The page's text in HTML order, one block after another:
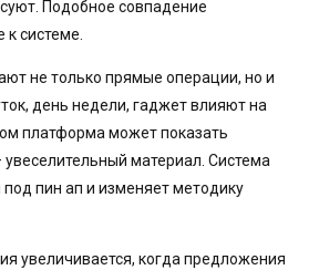
Подобное совпадение
системе.
не только прямые операции, но и
день недели, гаджет влияют на
платформа может показать
материал. Система
под пин ап и изменяет методику
увеличивается, когда предложения